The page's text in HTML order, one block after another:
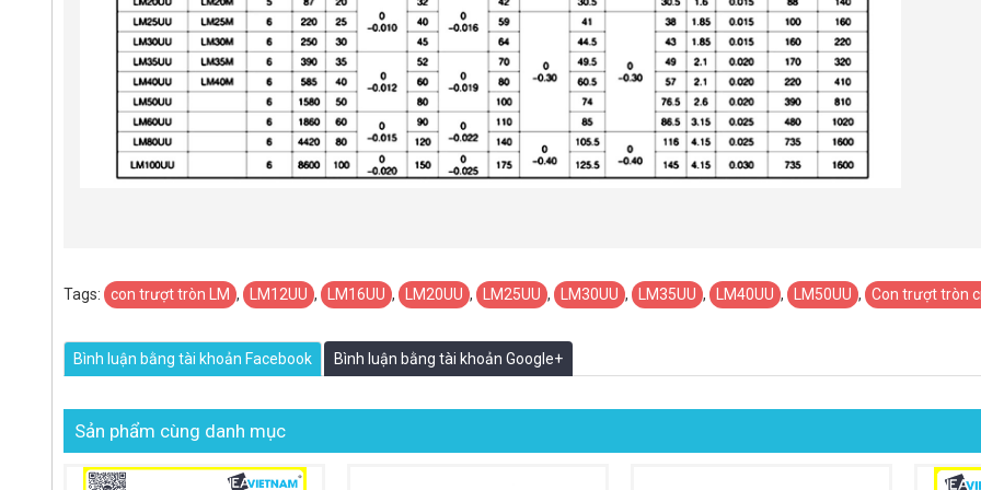
Tags: con trượt tròn LM , LM12UU , LM16UU , LM20UU , LM25UU , LM30UU , LM35UU , LM40UU , LM50UU , Con trượt tròn
Bình luận bằng tài khoản Facebook Bình luận bằng tài khoản Google+
Sản phẩm cùng danh mục